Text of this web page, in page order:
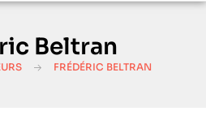
Beltran
FRÉDÉRIC BELTRAN